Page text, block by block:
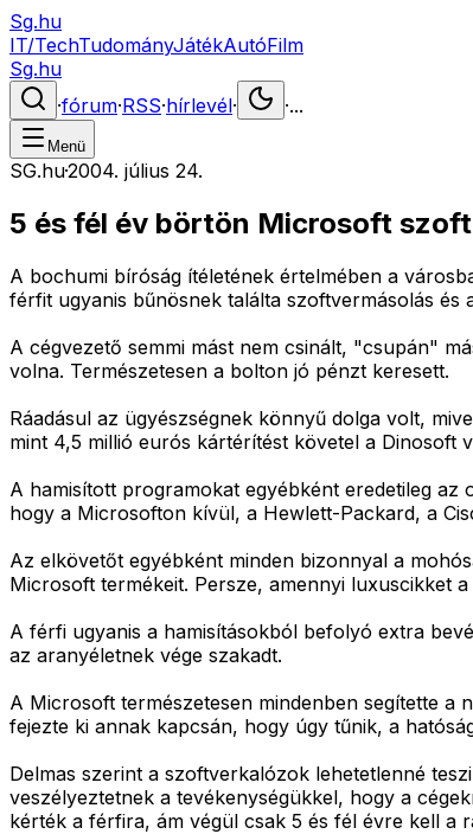
Sg.hu
IT/TechTudományJátékAutóFilm
Sg.hu
·fórum·RSS·hírlevél· ·...
Menü
SG.hu·2004. július 24.
5 és fél év börtön Microsoft
A bochumi bíróság ítéletének értelmében a
férfit ugyanis bűnösnek találta szoftvermásolás és
A cégvezető semmi mást nem csinált, "csupán"
volna. Természetesen a bolton jó pénzt keresett.
Ráadásul az ügyészségnek könnyű dolga volt,
mint 4,5 millió eurós kártérítést követel a Dinosoft
A hamisított programokat egyébként eredetileg az
hogy a Microsofton kívül, a Hewlett-Packard, a
Az elkövetőt egyébként minden bizonnyal a
Microsoft termékeit. Persze, amennyi luxuscikket
A férfi ugyanis a hamisításokból befolyó extra
az aranyéletnek vége szakadt.
A Microsoft természetesen mindenben segítette a
fejezte ki annak kapcsán, hogy úgy tűnik, a
Delmas szerint a szoftverkalózok lehetetlenné
veszélyeztetnek a tevékenységükkel, hogy a
kérték a férfira, ám végül csak 5 és fél évre kell a